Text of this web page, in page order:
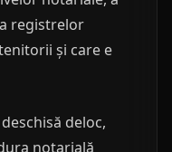
registrelor
și care e
deloc,
notarială